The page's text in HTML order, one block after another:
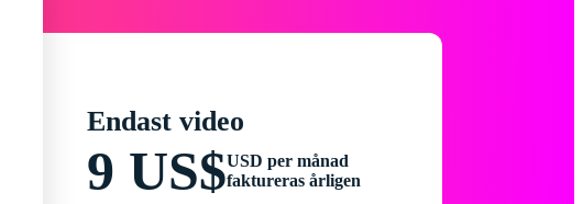
Endast video
9 US$USD per månad
faktureras årligen